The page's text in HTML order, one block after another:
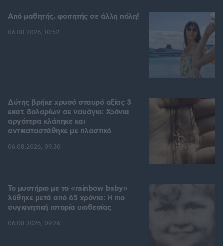
Από μαθητής, φοιτητής σε άλλη πόλη!
06.08.2026, 10:52
Δύτης βρήκε χρυσό σταυρό αξίας 3
εκατ. δολαρίων σε ναυάγιο: Χρόνια
αργότερα κλάπηκε και
αντικαταστάθηκε με πλαστικό
06.08.2026, 09:30
Το μυστήριο με το «rainbow baby»
λύθηκε μετά από 65 χρόνια: Η πιο
συγκινητική ιστορία υιοθεσίας
06.08.2026, 09:26